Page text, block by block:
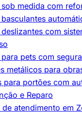
sob medida com
com
pets com
metálicos para
para portões com
e Reparo
de atendimento em